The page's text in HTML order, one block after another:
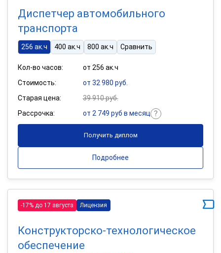
Диспетчер автомобильного
транспорта
256 ак.ч 400 ак.ч 800 ак.ч Сравнить
Кол-во часов:
от 256 ак.ч
Стоимость:
от 32 980 руб.
Старая цена:
39 910 руб.
Рассрочка:
от 2 749 руб в месяц
Получить диплом
Подробнее
-17% до 17 августа Лицензия
Конструкторско-технологическое
обеспечение